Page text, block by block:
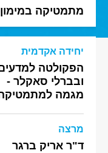
מתמטיקה
יחידה אקדמית
הפקולטה
ובברלי סאקלר -
מגמה
מרצה
ד"ר אריק ברגר